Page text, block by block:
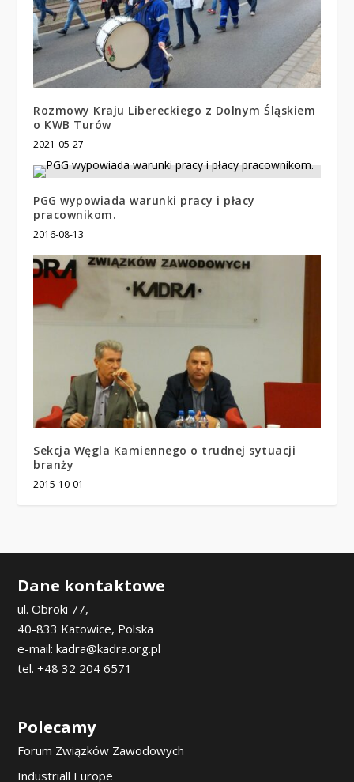
Rozmowy Kraju Libereckiego z Dolnym Śląskiem
o KWB Turów
2021-05-27
PGG wypowiada warunki pracy i płacy
pracownikom.
2016-08-13
Sekcja Węgla Kamiennego o trudnej sytuacji
branży
2015-10-01
Dane kontaktowe
ul. Obroki 77,
40-833 Katowice, Polska
e-mail: kadra@kadra.org.pl
tel. +48 32 204 6571
Polecamy
Forum Związków Zawodowych
Industriall Europe